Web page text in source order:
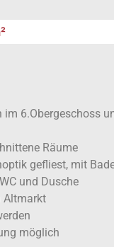
6.Obergeschoss
Räume
gefliest, mit
und Dusche
Altmarkt
möglich